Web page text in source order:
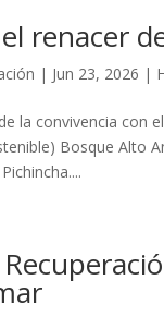
renacer
| Jun 23, 2026 |
la convivencia con
Bosque Alto